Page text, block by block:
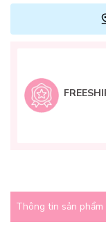
Thông tin sản phẩm